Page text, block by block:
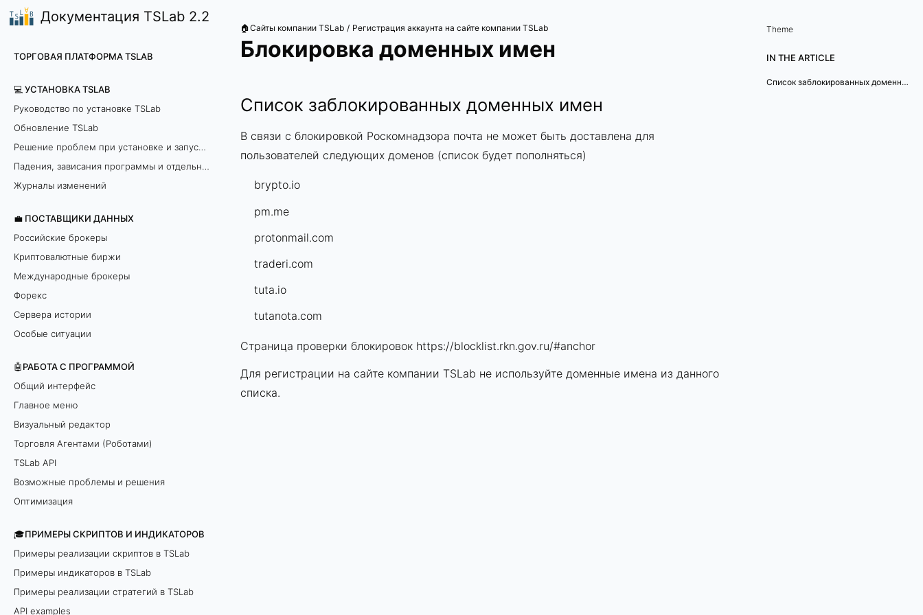
Документация TSLab 2.2
ТОРГОВАЯ ПЛАТФОРМА TSLAB
💻 УСТАНОВКА TSLAB
Руководство по установке TSLab
Обновление TSLab
Решение проблем при установке и запуске программы
Падения, зависания программы и отдельных модулей
Журналы изменений
💼 ПОСТАВЩИКИ ДАННЫХ
Российские брокеры
Криптовалютные биржи
Международные брокеры
Форекс
Сервера истории
Особые ситуации
🤖РАБОТА С ПРОГРАММОЙ
Общий интерфейс
Главное меню
Визуальный редактор
Торговля Агентами (Роботами)
TSLab API
Возможные проблемы и решения
Оптимизация
🎓ПРИМЕРЫ СКРИПТОВ И ИНДИКАТОРОВ
Примеры реализации скриптов в TSLab
Примеры индикаторов в TSLab
Примеры реализации стратегий в TSLab
API examples
🏠Сайты компании TSLab / Регистрация аккаунта на сайте компании TSLab
Блокировка доменных имен
Список заблокированных доменных имен
В связи с блокировкой Роскомнадзора почта не может быть доставлена для
пользователей следующих доменов (список будет пополняться)
brypto.io
pm.me
protonmail.com
traderi.com
tuta.io
tutanota.com
Страница проверки блокировок https://blocklist.rkn.gov.ru/#anchor
Для регистрации на сайте компании TSLab не используйте доменные имена из данного
списка.
Theme
IN THE ARTICLE
Список заблокированных доменных имен